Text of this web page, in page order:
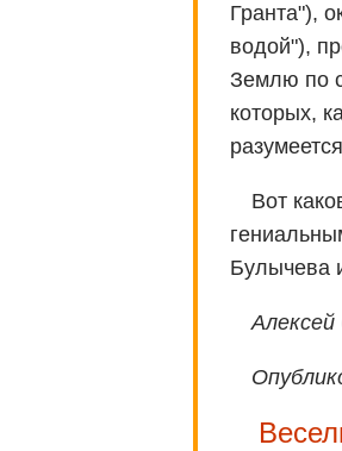
Гранта"),
водой"),
Землю по
которых,
Вот
Булычева